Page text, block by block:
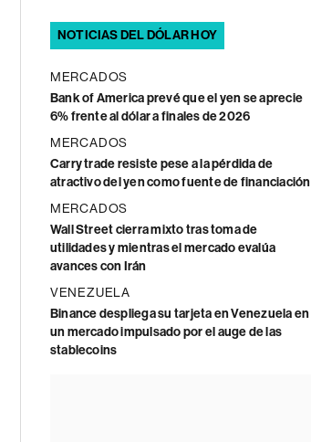
NOTICIAS DEL DÓLAR HOY
MERCADOS
Bank of America prevé que el yen se aprecie
6% frente al dólar a finales de 2026
MERCADOS
Carry trade resiste pese a la pérdida de
atractivo del yen como fuente de financiación
MERCADOS
Wall Street cierra mixto tras toma de
utilidades y mientras el mercado evalúa
avances con Irán
VENEZUELA
Binance despliega su tarjeta en Venezuela en
un mercado impulsado por el auge de las
stablecoins